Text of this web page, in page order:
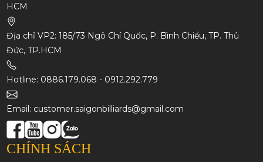
HCM
Địa chỉ VP2: 185/73 Ngô Chí Quốc, P. Bình Chiểu, TP. Thủ
Đức, TP.HCM
Hotline: 0886.179.068 - 0912.292.779
Email: customer.saigonbilliards@gmail.com
CHÍNH SÁCH